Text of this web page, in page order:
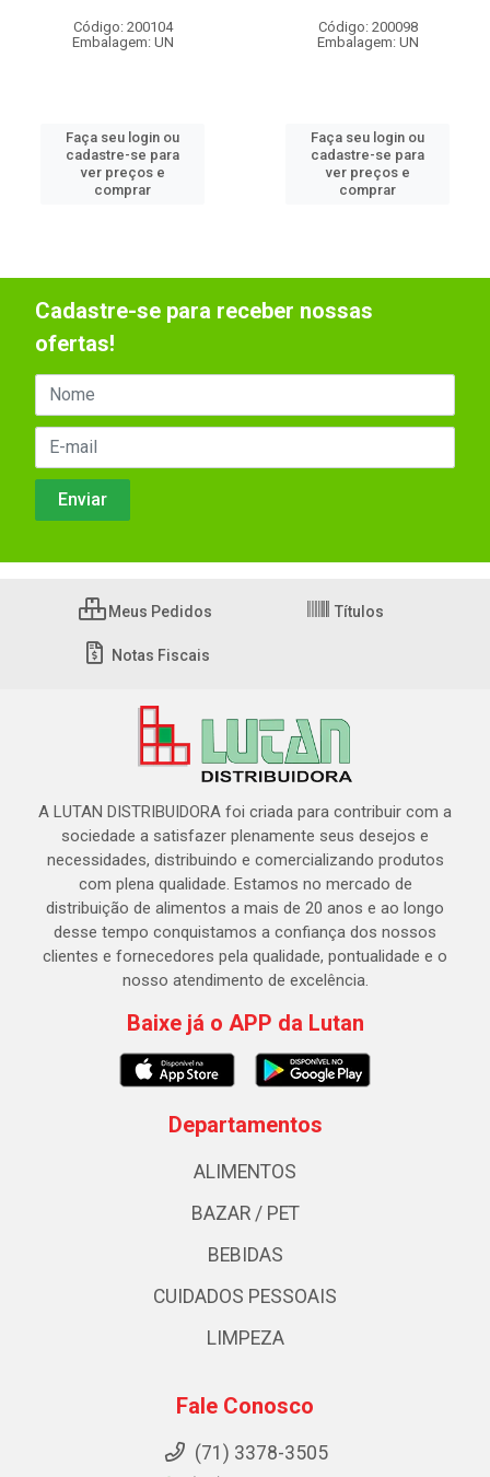
Código: 200104
Embalagem: UN
Faça seu login ou
cadastre-se para
ver preços e
comprar
Código: 200098
Embalagem: UN
Faça seu login ou
cadastre-se para
ver preços e
comprar
Cadastre-se para receber nossas
ofertas!
Meus Pedidos Títulos
Notas Fiscais
A LUTAN DISTRIBUIDORA foi criada para contribuir com a
sociedade a satisfazer plenamente seus desejos e
necessidades, distribuindo e comercializando produtos
com plena qualidade. Estamos no mercado de
distribuição de alimentos a mais de 20 anos e ao longo
desse tempo conquistamos a confiança dos nossos
clientes e fornecedores pela qualidade, pontualidade e o
nosso atendimento de excelência.
Baixe já o APP da Lutan
Departamentos
ALIMENTOS
BAZAR / PET
BEBIDAS
CUIDADOS PESSOAIS
LIMPEZA
Fale Conosco
(71) 3378-3505